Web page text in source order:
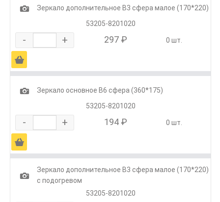
1
Зеркало дополнительное В3 сфера малое (170*220)
53205-8201020
- + 297 ₽ 0 шт.
Ä
1
Зеркало основное В6 сфера (360*175)
53205-8201020
- + 194 ₽ 0 шт.
Ä
1
Зеркало дополнительное В3 сфера малое (170*220)
с подогревом
53205-8201020